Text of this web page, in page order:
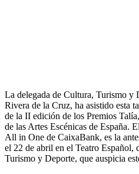
La delegada de Cultura, Turismo y
Rivera de la Cruz, ha asistido esta
de la II edición de los Premios
de las Artes Escénicas de España.
All in One de CaixaBank, es la
el 22 de abril en el Teatro Español,
Turismo y Deporte, que auspicia